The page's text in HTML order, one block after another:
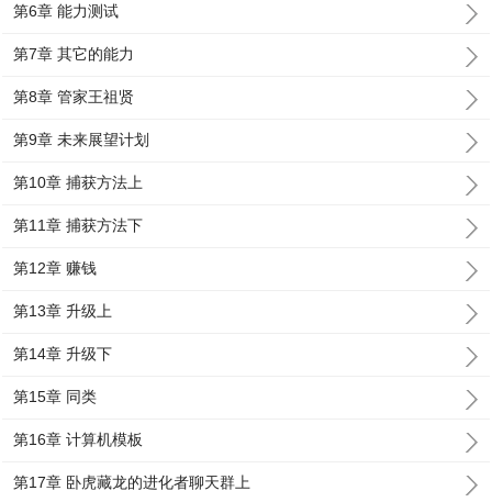
第6章 能力测试
第7章 其它的能力
第8章 管家王祖贤
第9章 未来展望计划
第10章 捕获方法上
第11章 捕获方法下
第12章 赚钱
第13章 升级上
第14章 升级下
第15章 同类
第16章 计算机模板
第17章 卧虎藏龙的进化者聊天群上